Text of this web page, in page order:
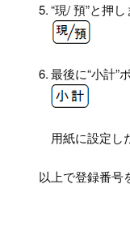
5. “現/ 預”と押し
6. 最後に“小計”
用紙に設定し
以上で登録番号